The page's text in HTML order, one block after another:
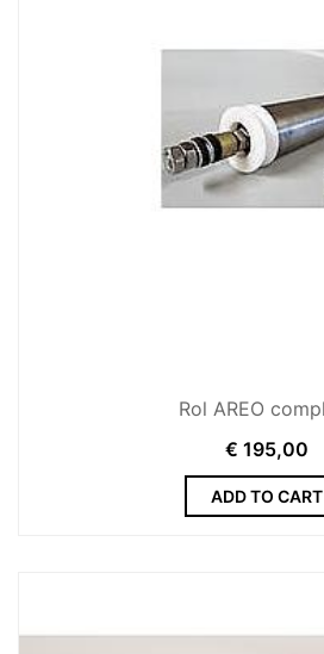
Rol AREO
€ 195,00
ADD TO CART